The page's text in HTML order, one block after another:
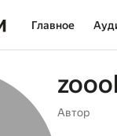
Главное
Автор